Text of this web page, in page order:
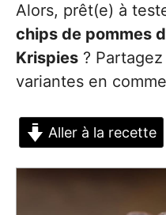
Alors, prêt(e) à
chips de pommes
Krispies ?
variantes en
Aller à la recette